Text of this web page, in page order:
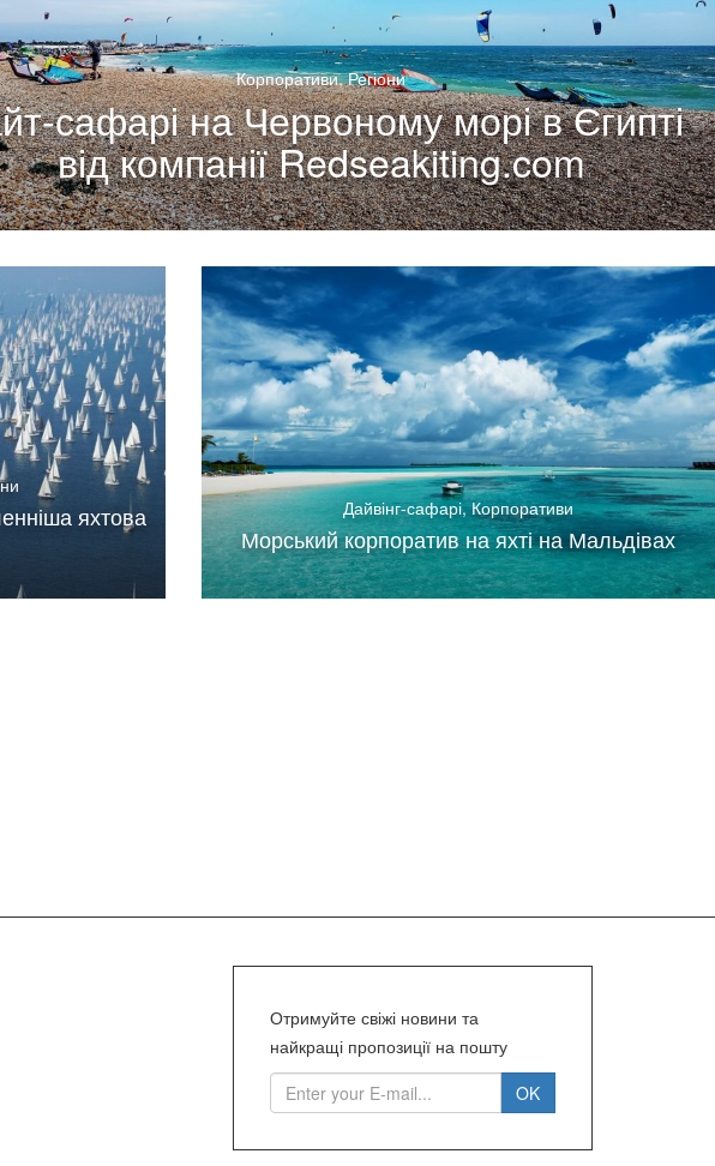
Корпоративи,Регіони
сафарі на Червоному морі в Єгипті
від компанії Redseakiting.com
яхтова Дайвінг-сафарі,Корпоративи
Морський корпоратив на яхті на Мальдівах
Отримуйте свіжі новини та
найкращі пропозиції на пошту